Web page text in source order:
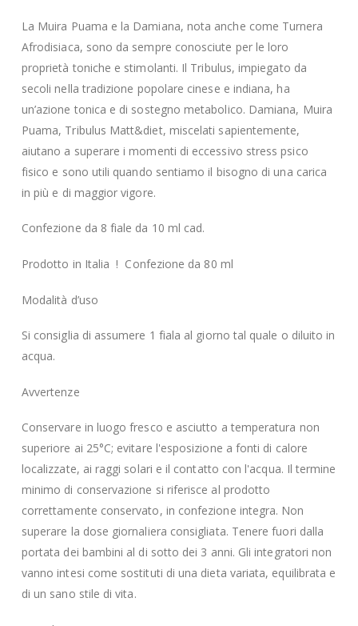
La Muira Puama e la Damiana, nota anche come Turnera
Afrodisiaca, sono da sempre conosciute per le loro
proprietà toniche e stimolanti. Il Tribulus, impiegato da
secoli nella tradizione popolare cinese e indiana, ha
un’azione tonica e di sostegno metabolico. Damiana, Muira
Puama, Tribulus Matt&diet, miscelati sapientemente,
aiutano a superare i momenti di eccessivo stress psico
fisico e sono utili quando sentiamo il bisogno di una carica
in più e di maggior vigore.
Confezione da 8 fiale da 10 ml cad.
Prodotto in Italia ! Confezione da 80 ml
Modalità d’uso
Si consiglia di assumere 1 fiala al giorno tal quale o diluito in
acqua.
Avvertenze
Conservare in luogo fresco e asciutto a temperatura non
superiore ai 25°C; evitare l'esposizione a fonti di calore
localizzate, ai raggi solari e il contatto con l'acqua. Il termine
minimo di conservazione si riferisce al prodotto
correttamente conservato, in confezione integra. Non
superare la dose giornaliera consigliata. Tenere fuori dalla
portata dei bambini al di sotto dei 3 anni. Gli integratori non
vanno intesi come sostituti di una dieta variata, equilibrata e
di un sano stile di vita.